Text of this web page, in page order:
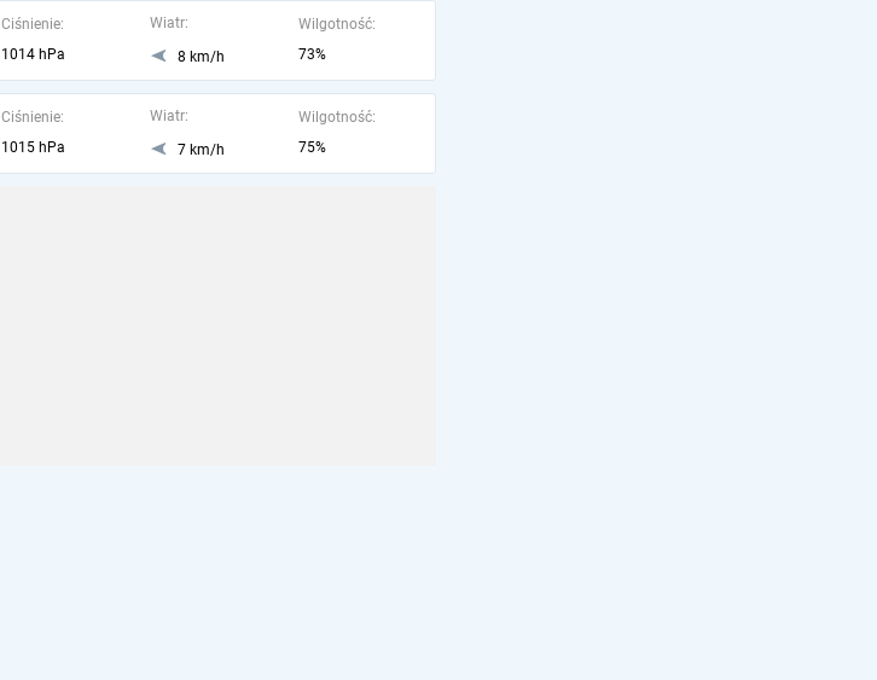
Ciśnienie:
1014 hPa
Wiatr:
8 km/h
Wilgotność:
73%
Ciśnienie:
1015 hPa
Wiatr:
7 km/h
Wilgotność:
75%